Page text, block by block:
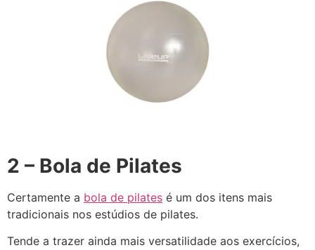
2 – Bola de Pilates
Certamente a bola de pilates é um dos itens mais
tradicionais nos estúdios de pilates.
Tende a trazer ainda mais versatilidade aos exercícios,